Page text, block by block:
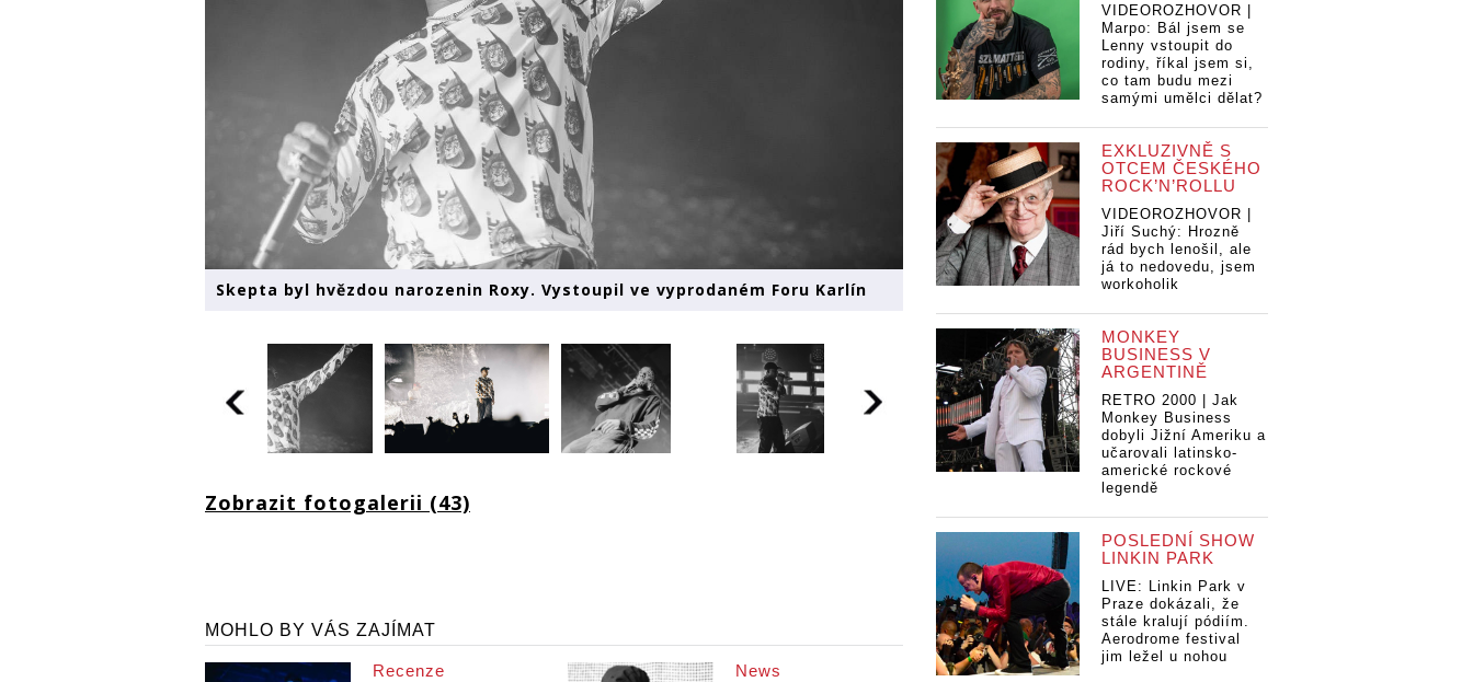
Skepta byl hvězdou narozenin Roxy. Vystoupil ve vyprodaném Foru Karlín
Zobrazit fotogalerii (43)
MOHLO BY VÁS ZAJÍMAT
Recenze News
VIDEOROZHOVOR |
Marpo: Bál jsem se
Lenny vstoupit do
rodiny, říkal jsem si,
co tam budu mezi
samými umělci dělat?
EXKLUZIVNĚ S
OTCEM ČESKÉHO
ROCK’N’ROLLU
VIDEOROZHOVOR |
Jiří Suchý: Hrozně
rád bych lenošil, ale
já to nedovedu, jsem
workoholik
MONKEY
BUSINESS V
ARGENTINĚ
RETRO 2000 | Jak
Monkey Business
dobyli Jižní Ameriku a
učarovali latinsko-
americké rockové
legendě
POSLEDNÍ SHOW
LINKIN PARK
LIVE: Linkin Park v
Praze dokázali, že
stále kralují pódiím.
Aerodrome festival
jim ležel u nohou